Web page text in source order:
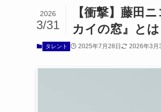
【衝撃】藤田
カイの窓』とは
2026
3/31
タレント 2025年7月28日 2026年3月